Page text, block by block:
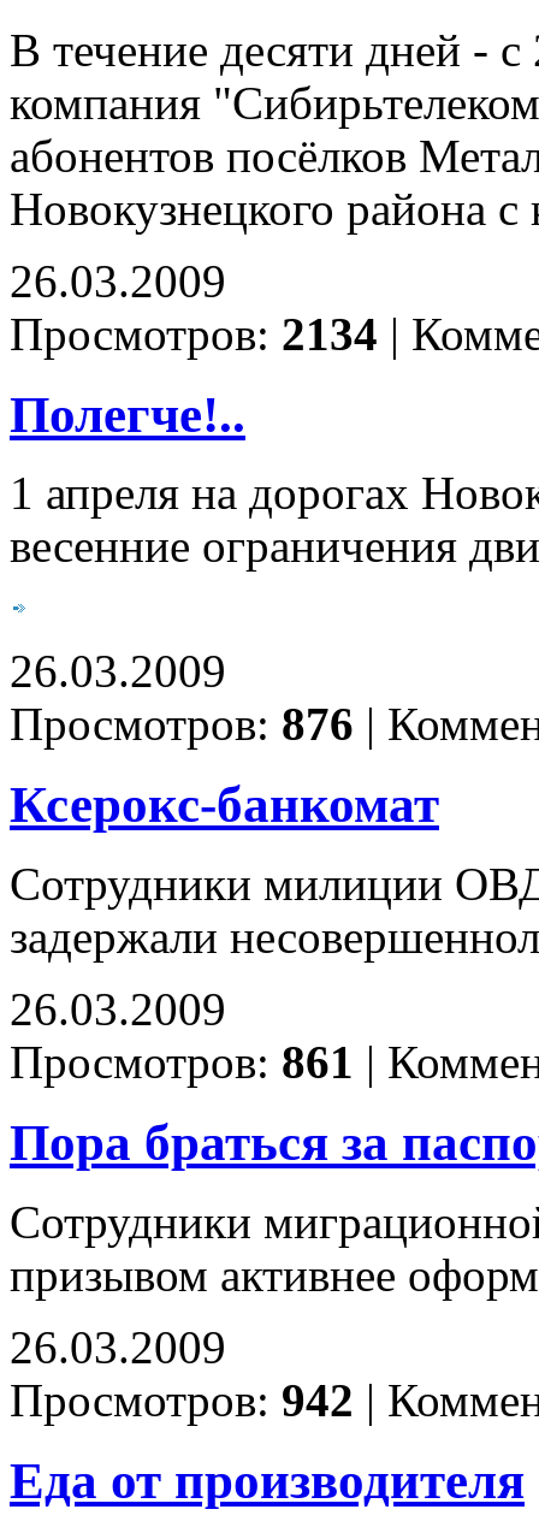
В течение десяти дней -
компания
абонентов посёлков
Новокузнецкого района
26.03.2009
Просмотров: 2134 |
Полегче!..
1 апреля на дорогах
весенние ограничения
26.03.2009
Просмотров: 876 |
Ксерокс-банкомат
Сотрудники милиции
задержали
26.03.2009
Просмотров: 861 |
Пора браться за
Сотрудники
призывом активнее
26.03.2009
Просмотров: 942 |
Еда от производителя